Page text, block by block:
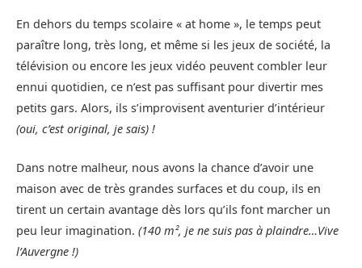
En dehors du temps scolaire « at home », le temps peut
paraître long, très long, et même si les jeux de société, la
télévision ou encore les jeux vidéo peuvent combler leur
ennui quotidien, ce n’est pas suffisant pour divertir mes
petits gars. Alors, ils s’improvisent aventurier d’intérieur
(oui, c’est original, je sais) !
Dans notre malheur, nous avons la chance d’avoir une
maison avec de très grandes surfaces et du coup, ils en
tirent un certain avantage dès lors qu’ils font marcher un
peu leur imagination. (140 m², je ne suis pas à plaindre…Vive
l’Auvergne !)